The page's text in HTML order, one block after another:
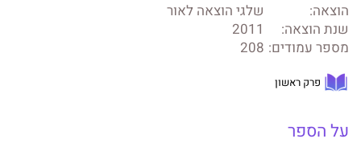
הוצאה:
שלגי הוצאה לאור
שנת הוצאה:
2011
מספר עמודים: 208
פרק ראשון
על הספר